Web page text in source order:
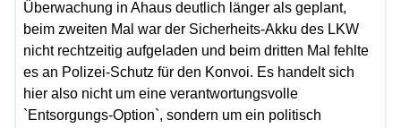
Überwachung in Ahaus deutlich länger als geplant,
beim zweiten Mal war der Sicherheits-Akku des LKW
nicht rechtzeitig aufgeladen und beim dritten Mal fehlte
es an Polizei-Schutz für den Konvoi. Es handelt sich
hier also nicht um eine verantwortungsvolle
`Entsorgungs-Option`, sondern um ein politisch